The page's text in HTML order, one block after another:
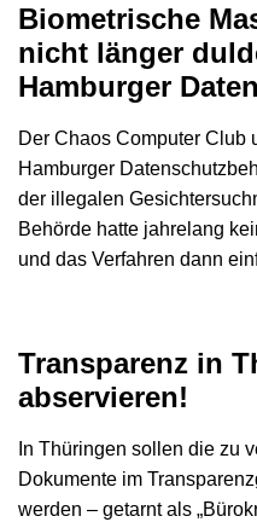
Biometrische
nicht länger
Hamburger
Der Chaos Computer Club
Hamburger
der illegalen
Behörde hatte jahrelang
und das Verfahren dann
Transparenz in
abservieren!
In Thüringen sollen die zu
Dokumente im
werden – getarnt als